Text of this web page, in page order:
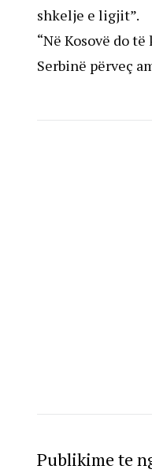
shkelje e ligjit”.
“Në Kosovë do
Serbinë përveç
Publikime te